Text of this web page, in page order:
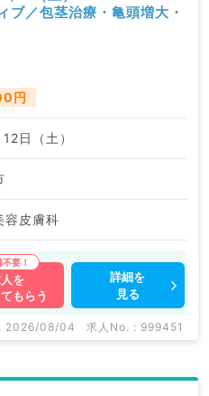
／包茎治療・亀頭増大・
円
日（土）
容皮膚科
を
もらう
詳細を
見る
2026/08/04 求人No. : 999451